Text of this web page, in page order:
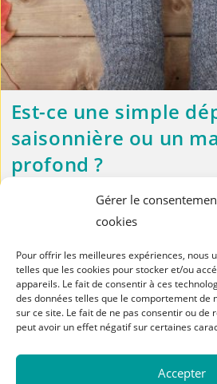
Gérer le
cookies
Pour offrir les meilleures expériences, nous
telles que les cookies pour stocker et/ou
appareils. Le fait de consentir à ces
des données telles que le comportement de
sur ce site. Le fait de ne pas consentir ou de
peut avoir un effet négatif sur certaines
Accepter
Est-ce une simple
saisonnière ou un
profond ?
Le petit coup de déprime que vous
l'automne (le froid, l'humidité, la
le bout de son nez orangé est tout à
Continuer La Lecture
1 2
Politique de cookies